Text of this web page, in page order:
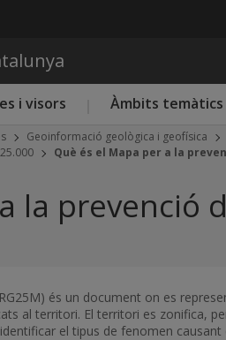
i visors Àmbits temàtics
Geoinformació geològica i geofísica
Què és el Mapa per a la
la prevenció
és un document on es
al territori. El territori es zonifica,
el tipus de fenomen